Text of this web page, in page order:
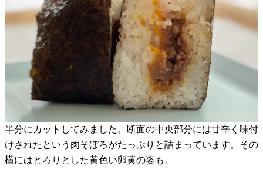
半分にカットしてみました。断面の中央部分には甘辛く味付
けされたという肉そぼろがたっぷりと詰まっています。その
横にはとろりとした黄色い卵黄の姿も。